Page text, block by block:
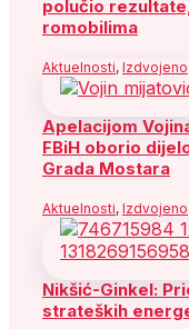
polučio
romobilima
Aktuelnosti, Izdvojeno
Apelacijom
FBiH oborio
Grada Mostara
Aktuelnosti, Izdvojeno
Nikšić-Ginkel:
strateških